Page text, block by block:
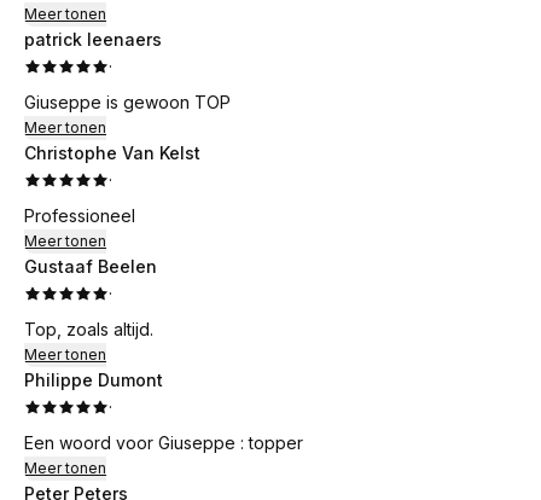
Meer tonen
patrick leenaers
·
Giuseppe is gewoon TOP
Meer tonen
Christophe Van Kelst
·
Professioneel
Meer tonen
Gustaaf Beelen
·
Top, zoals altijd.
Meer tonen
Philippe Dumont
·
Een woord voor Giuseppe : topper
Meer tonen
Peter Peters